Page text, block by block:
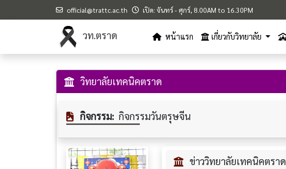
official@trattc.ac.th เปิด: จันทร์ - ศุกร์, 8.00AM to 16.30PM
วท.ตราด หน้าแรก เกี่ยวกับวิทยาลัย
วิทยาลัยเทคนิคตราด
กิจกรรม: กิจกรรมวันตรุษจีน
ข่าววิทยาลัยเทคนิคตราด